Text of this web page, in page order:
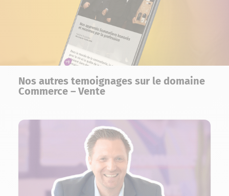
Nos autres temoignages sur le domaine
Commerce – Vente